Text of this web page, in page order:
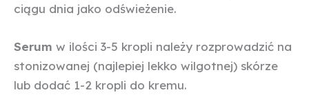
ciągu dnia jako odświeżenie.
Serum w ilości 3-5 kropli należy rozprowadzić na
stonizowanej (najlepiej lekko wilgotnej) skórze
lub dodać 1-2 kropli do kremu.